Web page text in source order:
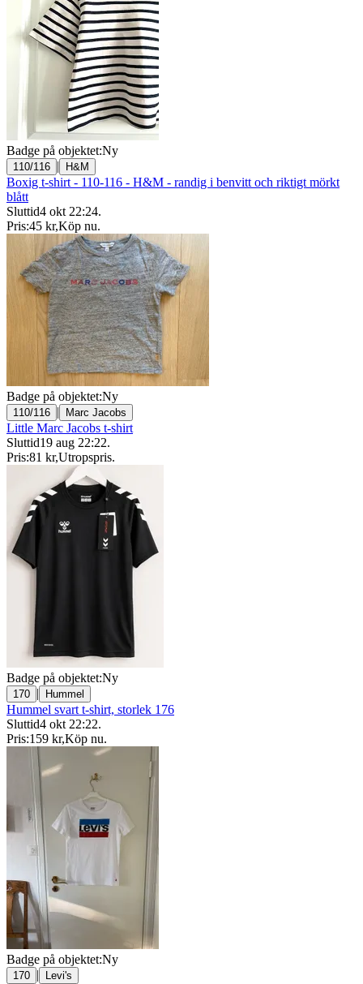
Badge på objektet:Ny
110/116 | H&M
Boxig t-shirt - 110-116 - H&M - randig i benvitt och riktigt mörkt
blått
Sluttid4 okt 22:24.
Pris:45 kr,Köp nu.
Badge på objektet:Ny
110/116 | Marc Jacobs
Little Marc Jacobs t-shirt
Sluttid19 aug 22:22.
Pris:81 kr,Utropspris.
Badge på objektet:Ny
170 | Hummel
Hummel svart t-shirt, storlek 176
Sluttid4 okt 22:22.
Pris:159 kr,Köp nu.
Badge på objektet:Ny
170 | Levi's